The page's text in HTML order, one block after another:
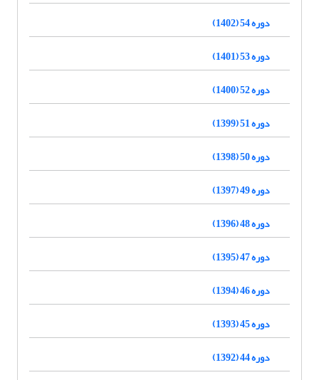
دوره 54 (1402)
دوره 53 (1401)
دوره 52 (1400)
دوره 51 (1399)
دوره 50 (1398)
دوره 49 (1397)
دوره 48 (1396)
دوره 47 (1395)
دوره 46 (1394)
دوره 45 (1393)
دوره 44 (1392)